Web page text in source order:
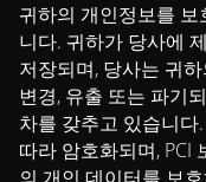
귀하의 개인정보를
니다. 귀하가 당사에
저장되며, 당사는 귀
변경, 유출 또는 파기
차를 갖추고 있습니
따라 암호화되며, PCI